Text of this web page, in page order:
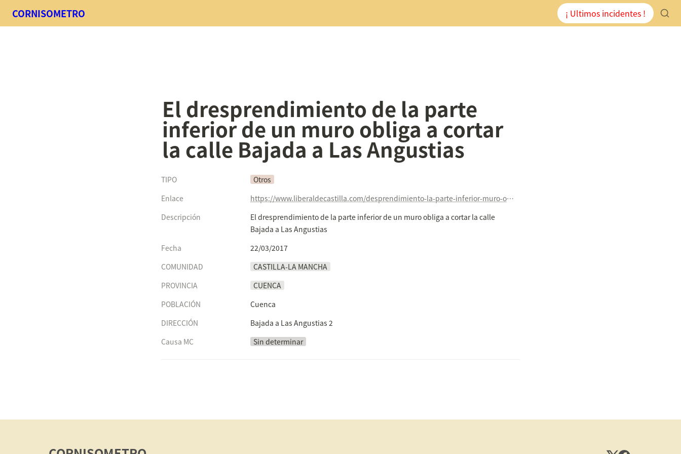
CORNISOMETRO ¡ Ultimos incidentes !
El dresprendimiento de la parte
inferior de un muro obliga a cortar
la calle Bajada a Las Angustias
TIPO
Otros
Enlace
https://www.liberaldecastilla.com/desprendimiento-la-parte-inferior-muro-obliga-cortar-la-calle-bajada-las-angustias/#.WNUJxZ6YuQw.twitter
Descripción
El dresprendimiento de la parte inferior de un muro obliga a cortar la calle
Bajada a Las Angustias
Fecha
22/03/2017
COMUNIDAD
CASTILLA-LA MANCHA
PROVINCIA
CUENCA
POBLACIÓN
Cuenca
DIRECCIÓN
Bajada a Las Angustias 2
Causa MC
Sin determinar